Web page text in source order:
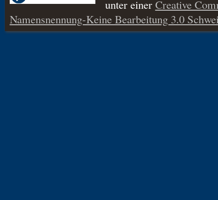
unter einer Creative
Namensnennung-Keine Bearbeitung 3.0